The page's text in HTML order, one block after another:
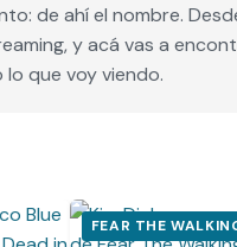
de ahí el nombre.
y acá vas a
que voy viendo.
FEAR THE